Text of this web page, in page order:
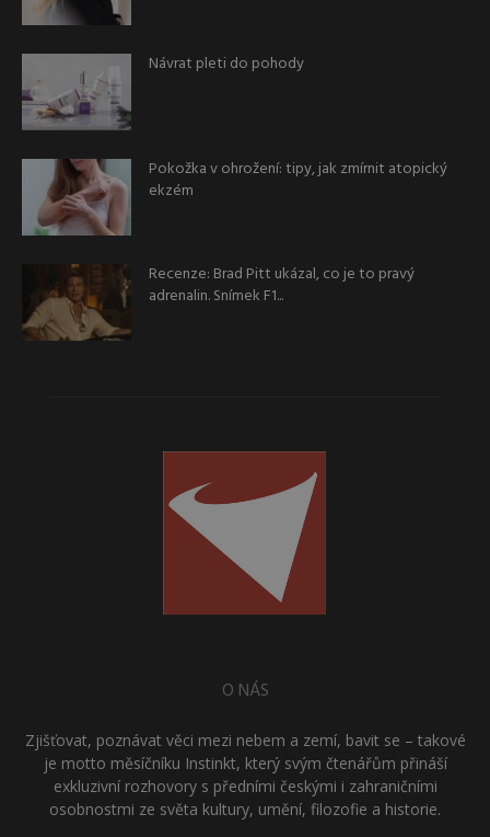
Návrat pleti do pohody
Pokožka v ohrožení: tipy, jak zmírnit atopický
ekzém
Recenze: Brad Pitt ukázal, co je to pravý
adrenalin. Snímek F1...
O NÁS
Zjišťovat, poznávat věci mezi nebem a zemí, bavit se – takové
je motto měsíčníku Instinkt, který svým čtenářům přináší
exkluzivní rozhovory s předními českými i zahraničními
osobnostmi ze světa kultury, umění, filozofie a historie.